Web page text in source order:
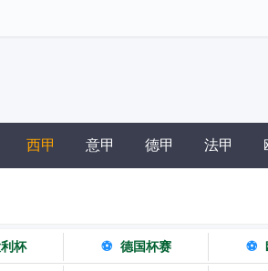
西甲 意甲 德甲 法甲
杯 ⚽ 德国杯赛 ⚽